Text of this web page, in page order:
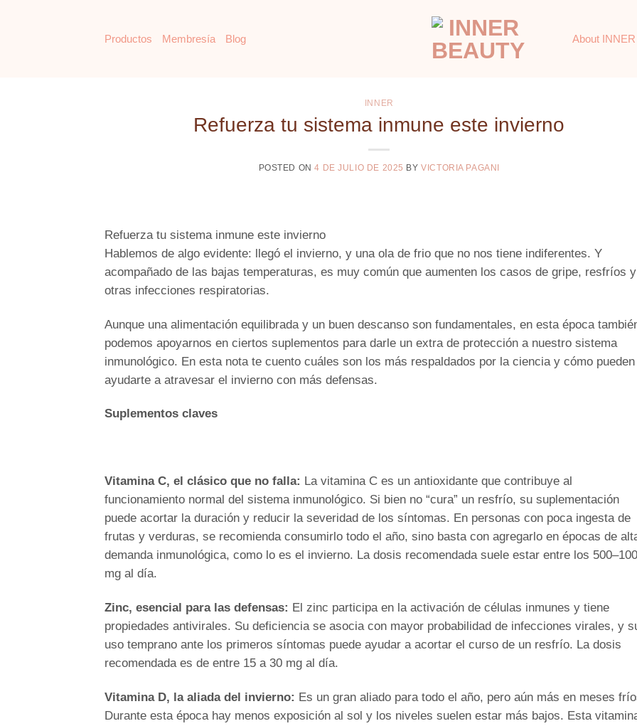
Productos Membresía Blog About INNER
INNER
Refuerza tu sistema inmune este invierno
POSTED ON4 DE JULIO DE 2025 BYVICTORIA PAGANI
Refuerza tu sistema inmune este invierno
Hablemos de algo evidente: llegó el invierno, y una ola de frio que no nos tiene indiferentes. Y
acompañado de las bajas temperaturas, es muy común que aumenten los casos de gripe, resfríos y
otras infecciones respiratorias.
Aunque una alimentación equilibrada y un buen descanso son fundamentales, en esta época
podemos apoyarnos en ciertos suplementos para darle un extra de protección a nuestro sistema
inmunológico. En esta nota te cuento cuáles son los más respaldados por la ciencia y cómo pueden
ayudarte a atravesar el invierno con más defensas.
Suplementos claves
Vitamina C, el clásico que no falla: La vitamina C es un antioxidante que contribuye al
funcionamiento normal del sistema inmunológico. Si bien no “cura” un resfrío, su suplementación
puede acortar la duración y reducir la severidad de los síntomas. En personas con poca ingesta de
frutas y verduras, se recomienda consumirlo todo el año, sino basta con agregarlo en épocas de
demanda inmunológica, como lo es el invierno. La dosis recomendada suele estar entre los
mg al día.
Zinc, esencial para las defensas: El zinc participa en la activación de células inmunes y tiene
propiedades antivirales. Su deficiencia se asocia con mayor probabilidad de infecciones virales, y
uso temprano ante los primeros síntomas puede ayudar a acortar el curso de un resfrío. La dosis
recomendada es de entre 15 a 30 mg al día.
Vitamina D, la aliada del invierno: Es un gran aliado para todo el año, pero aún más en meses
Durante esta época hay menos exposición al sol y los niveles suelen estar más bajos. Esta